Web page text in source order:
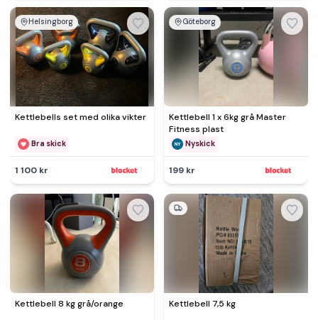
Helsingborg
Kettlebells set med olika vikter
Bra skick
1 100 kr
Göteborg
Kettlebell 1 x 6kg grå Master
Fitness plast
Nyskick
199 kr
Kettlebell 8 kg grå/orange Kettlebell 7,5 kg